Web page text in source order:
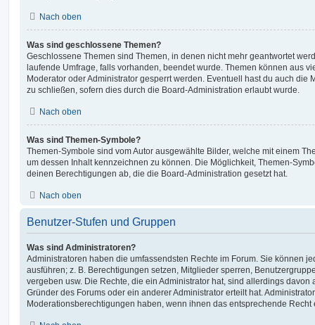
Nach oben
Was sind geschlossene Themen?
Geschlossene Themen sind Themen, in denen nicht mehr geantwortet
laufende Umfrage, falls vorhanden, beendet wurde. Themen können aus
Moderator oder Administrator gesperrt werden. Eventuell hast du auch die
zu schließen, sofern dies durch die Board-Administration erlaubt wurde.
Nach oben
Was sind Themen-Symbole?
Themen-Symbole sind vom Autor ausgewählte Bilder, welche mit einem
um dessen Inhalt kennzeichnen zu können. Die Möglichkeit, Themen-
deinen Berechtigungen ab, die die Board-Administration gesetzt hat.
Nach oben
Benutzer-Stufen und Gruppen
Was sind Administratoren?
Administratoren haben die umfassendsten Rechte im Forum. Sie können
ausführen; z. B. Berechtigungen setzen, Mitglieder sperren,
vergeben usw. Die Rechte, die ein Administrator hat, sind allerdings
Gründer des Forums oder ein anderer Administrator erteilt hat.
Moderationsberechtigungen haben, wenn ihnen das entsprechende Recht